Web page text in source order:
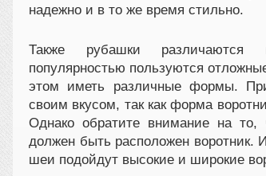
надежно и в то же время стильно.
Также рубашки различаются
популярностью пользуются
этом иметь различные формы.
своим вкусом, так как форма
Однако обратите внимание на
должен быть расположен воротник.
шеи подойдут высокие и широкие